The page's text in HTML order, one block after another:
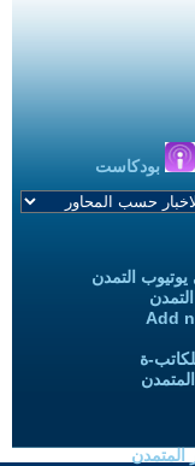
بودكاست
التمدن
Add
ة
المتمدن